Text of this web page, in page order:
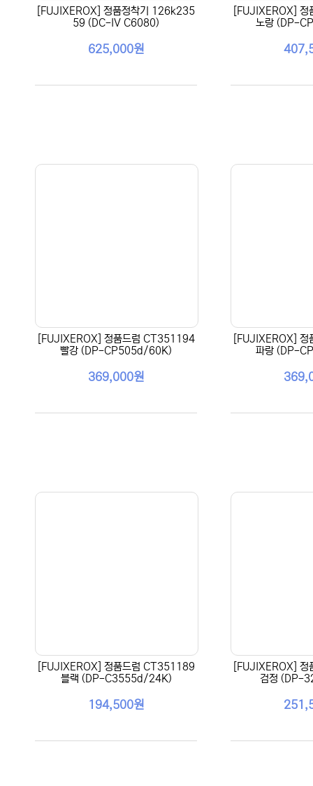
[FUJIXEROX] 정품정착기 126k235
59 (DC-IV C6080)
625,000원
[FUJIXEROX]
노랑 (DP-
[FUJIXEROX] 정품드럼 CT351194
빨강 (DP-CP505d/60K)
369,000원
[FUJIXEROX]
파랑 (DP-
[FUJIXEROX] 정품드럼 CT351189
블랙 (DP-C3555d/24K)
194,500원
[FUJIXEROX]
검정 (DP-